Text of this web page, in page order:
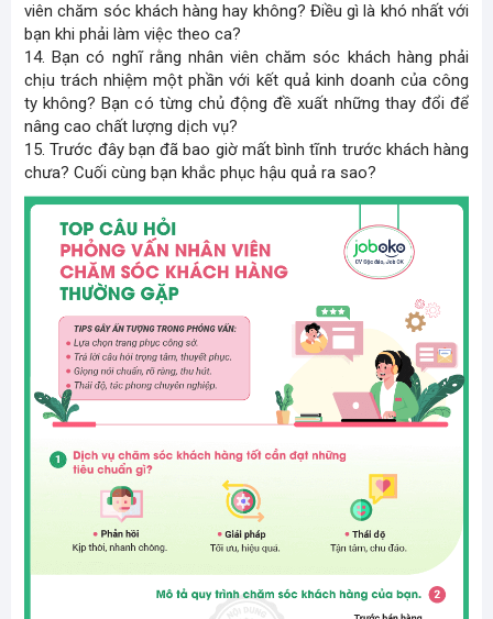
viên chăm sóc khách hàng hay không? Điều gì là khó nhất với
bạn khi phải làm việc theo ca?
14. Bạn có nghĩ rằng nhân viên chăm sóc khách hàng phải
chịu trách nhiệm một phần với kết quả kinh doanh của công
ty không? Bạn có từng chủ động đề xuất những thay đổi để
nâng cao chất lượng dịch vụ?
15. Trước đây bạn đã bao giờ mất bình tĩnh trước khách hàng
chưa? Cuối cùng bạn khắc phục hậu quả ra sao?